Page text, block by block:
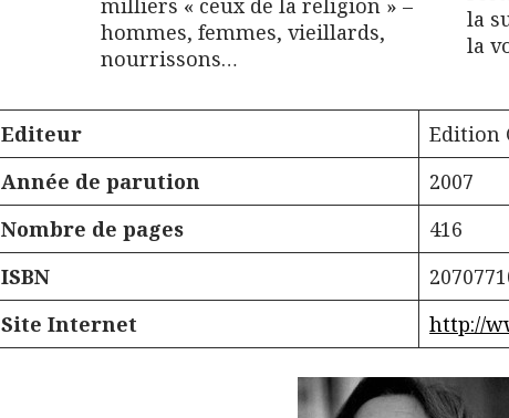
milliers « ceux de la religion » –
hommes, femmes, vieillards,
nourrissons…
la
la
Editeur
Edition
Année de parution
2007
Nombre de pages
416
ISBN
Site Internet
http://